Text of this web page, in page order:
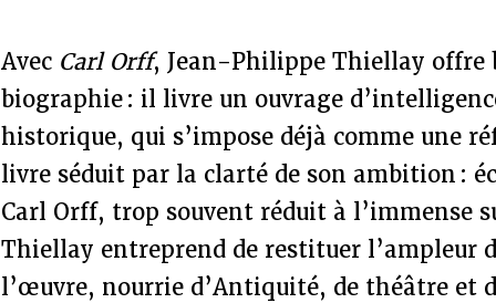
Avec Carl Orff, Jean-Philippe Thiellay offre
biographie : il livre un ouvrage
historique, qui s’impose déjà comme une
livre séduit par la clarté de son ambition :
Carl Orff, trop souvent réduit à l’immense
Thiellay entreprend de restituer l’ampleur
l’œuvre, nourrie d’Antiquité, de théâtre et